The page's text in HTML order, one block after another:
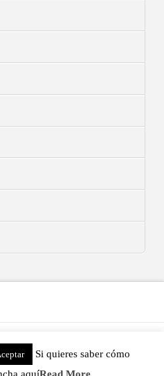
THE X THEME
Si quieres saber cómo